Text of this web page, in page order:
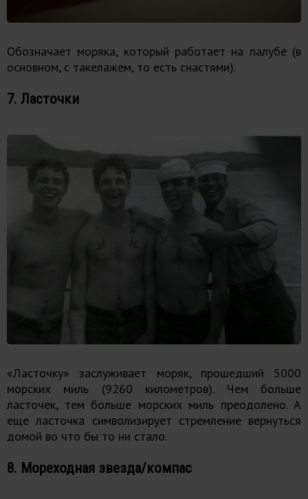
Обозначает моряка, который работает на палубе (в
основном, с такелажем, то есть снастями).
7. Ласточки
«Ласточку» заслуживает моряк, прошедший 5000
морских миль (9260 километров). Чем больше
ласточек, тем больше морских миль преодолено. А
еще ласточка символизирует стремление вернуться
домой во что бы то ни стало.
8. Мореходная звезда/компас